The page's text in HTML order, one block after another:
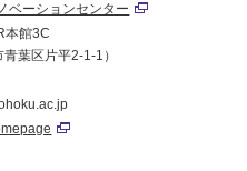
ベーションセンター
本館3C
葉区片平2-1-1）